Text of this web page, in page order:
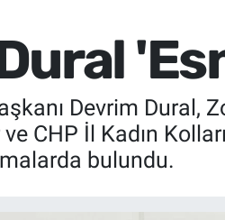
Devrim Dural,
CHP İl Kadın
bulundu.